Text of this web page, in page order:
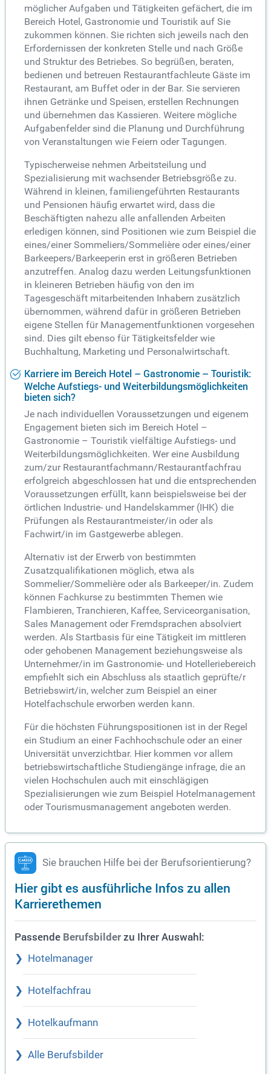
möglicher Aufgaben und Tätigkeiten gefächert, die im
Bereich Hotel, Gastronomie und Touristik auf Sie
zukommen können. Sie richten sich jeweils nach den
Erfordernissen der konkreten Stelle und nach Größe
und Struktur des Betriebes. So begrüßen, beraten,
bedienen und betreuen Restaurantfachleute Gäste im
Restaurant, am Buffet oder in der Bar. Sie servieren
ihnen Getränke und Speisen, erstellen Rechnungen
und übernehmen das Kassieren. Weitere mögliche
Aufgabenfelder sind die Planung und Durchführung
von Veranstaltungen wie Feiern oder Tagungen.
Typischerweise nehmen Arbeitsteilung und
Spezialisierung mit wachsender Betriebsgröße zu.
Während in kleinen, familiengeführten Restaurants
und Pensionen häufig erwartet wird, dass die
Beschäftigten nahezu alle anfallenden Arbeiten
erledigen können, sind Positionen wie zum Beispiel die
eines/einer Sommeliers/Sommelière oder eines/einer
Barkeepers/Barkeeperin erst in größeren Betrieben
anzutreffen. Analog dazu werden Leitungsfunktionen
in kleineren Betrieben häufig von den im
Tagesgeschäft mitarbeitenden Inhabern zusätzlich
übernommen, während dafür in größeren Betrieben
eigene Stellen für Managementfunktionen vorgesehen
sind. Dies gilt ebenso für Tätigkeitsfelder wie
Buchhaltung, Marketing und Personalwirtschaft.
Karriere im Bereich Hotel – Gastronomie – Touristik:
Welche Aufstiegs- und Weiterbildungsmöglichkeiten
bieten sich?
Je nach individuellen Voraussetzungen und eigenem
Engagement bieten sich im Bereich Hotel –
Gastronomie – Touristik vielfältige Aufstiegs- und
Weiterbildungsmöglichkeiten. Wer eine Ausbildung
zum/zur Restaurantfachmann/Restaurantfachfrau
erfolgreich abgeschlossen hat und die entsprechenden
Voraussetzungen erfüllt, kann beispielsweise bei der
örtlichen Industrie- und Handelskammer (IHK) die
Prüfungen als Restaurantmeister/in oder als
Fachwirt/in im Gastgewerbe ablegen.
Alternativ ist der Erwerb von bestimmten
Zusatzqualifikationen möglich, etwa als
Sommelier/Sommelière oder als Barkeeper/in. Zudem
können Fachkurse zu bestimmten Themen wie
Flambieren, Tranchieren, Kaffee, Serviceorganisation,
Sales Management oder Fremdsprachen absolviert
werden. Als Startbasis für eine Tätigkeit im mittleren
oder gehobenen Management beziehungsweise als
Unternehmer/in im Gastronomie- und Hotelleriebereich
empfiehlt sich ein Abschluss als staatlich geprüfte/r
Betriebswirt/in, welcher zum Beispiel an einer
Hotelfachschule erworben werden kann.
Für die höchsten Führungspositionen ist in der Regel
ein Studium an einer Fachhochschule oder an einer
Universität unverzichtbar. Hier kommen vor allem
betriebswirtschaftliche Studiengänge infrage, die an
vielen Hochschulen auch mit einschlägigen
Spezialisierungen wie zum Beispiel Hotelmanagement
oder Tourismusmanagement angeboten werden.
Sie brauchen Hilfe bei der Berufsorientierung?
Hier gibt es ausführliche Infos zu allen
Karrierethemen
Passende Berufsbilder zu Ihrer Auswahl:
Hotelmanager
Hotelfachfrau
Hotelkaufmann
Alle Berufsbilder